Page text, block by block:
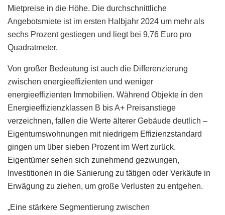
Mietpreise in die Höhe. Die durchschnittliche
Angebotsmiete ist im ersten Halbjahr 2024 um mehr als
sechs Prozent gestiegen und liegt bei 9,76 Euro pro
Quadratmeter.
Von großer Bedeutung ist auch die Differenzierung
zwischen energieeffizienten und weniger
energieeffizienten Immobilien. Während Objekte in den
Energieeffizienzklassen B bis A+ Preisanstiege
verzeichnen, fallen die Werte älterer Gebäude deutlich –
Eigentumswohnungen mit niedrigem Effizienzstandard
gingen um über sieben Prozent im Wert zurück.
Eigentümer sehen sich zunehmend gezwungen,
Investitionen in die Sanierung zu tätigen oder Verkäufe in
Erwägung zu ziehen, um große Verlusten zu entgehen.
„Eine stärkere Segmentierung zwischen